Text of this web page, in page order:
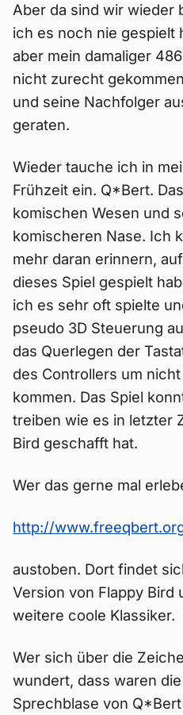
Aber da sind wir wieder
ich es noch nie gespielt
aber mein damaliger
nicht zurecht
und seine Nachfolger
geraten.
Wieder tauche ich in
Frühzeit ein. Q*Bert.
komischen Wesen und
komischeren Nase. Ich
mehr daran erinnern,
dieses Spiel gespielt
ich es sehr oft spielte
pseudo 3D Steuerung
das Querlegen der
des Controllers um
kommen. Das Spiel
treiben wie es in letzter
Bird geschafft hat.
Wer das gerne mal
http://
austoben. Dort findet
Version von Flappy Bird
weitere coole Klassiker.
Wer sich über die
wundert, dass waren
Sprechblase von